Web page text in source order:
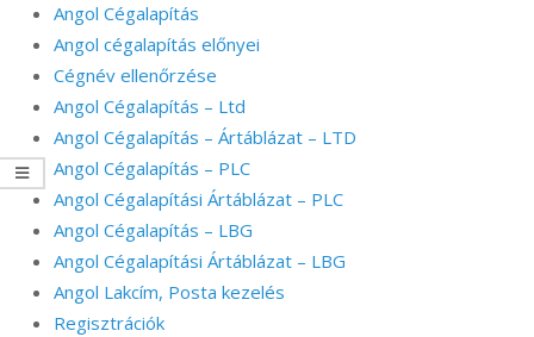
Angol Cégalapítás
Angol cégalapítás előnyei
Cégnév ellenőrzése
Angol Cégalapítás – Ltd
Angol Cégalapítás – Ártáblázat – LTD
Angol Cégalapítás – PLC
Angol Cégalapítási Ártáblázat – PLC
Angol Cégalapítás – LBG
Angol Cégalapítási Ártáblázat – LBG
Angol Lakcím, Posta kezelés
Regisztrációk